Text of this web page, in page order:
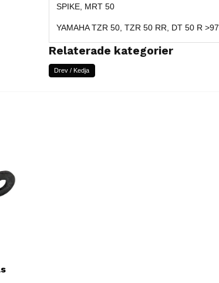
SPIKE, MRT 50
YAMAHA TZR 50, TZR 50 RR, DT 50 R >97
Relaterade kategorier
Drev / Kedja